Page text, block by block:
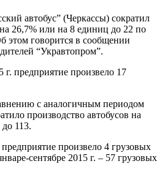
автобус” (Черкассы) сократил
26,7% или на 8 единиц до 22 по
этом говорится в сообщении
“Укравтопром”.
г. предприятие произвело 17
с аналогичным периодом
производство автобусов на
113.
произвело 4 грузовых
сентябре 2015 г. – 57 грузовых